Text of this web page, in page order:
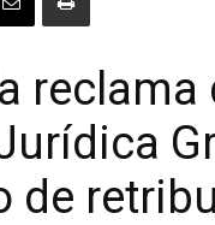
reclama
de